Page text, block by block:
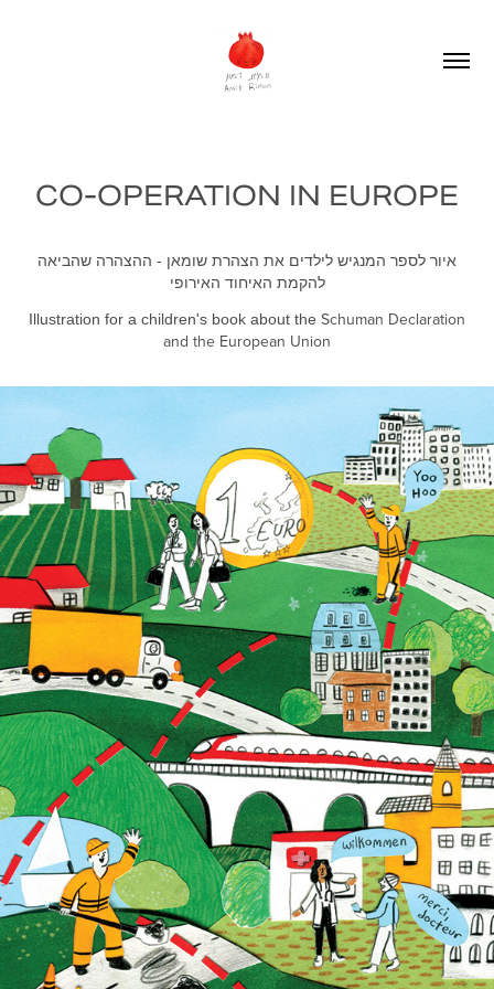
CO-OPERATION IN EUROPE
איור לספר המנגיש לילדים את הצהרת שומאן - ההצהרה שהביאה
להקמת האיחוד האירופי
Illustration for a children's book about the Schuman Declaration
and the European Union